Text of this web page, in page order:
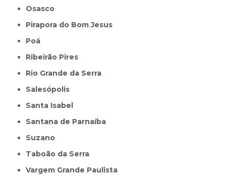
Osasco
Pirapora do Bom Jesus
Poá
Ribeirão Pires
Rio Grande da Serra
Salesópolis
Santa Isabel
Santana de Parnaíba
Suzano
Taboão da Serra
Vargem Grande Paulista